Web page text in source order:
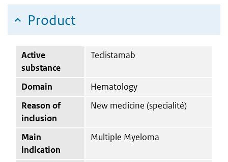
Product
Active
substance
Teclistamab
Domain
Hematology
Reason of
inclusion
New medicine (specialité)
Main
indication
Multiple Myeloma